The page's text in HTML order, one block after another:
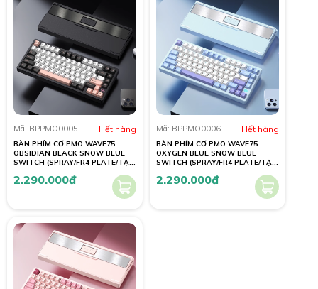
Mã: BPPMO0005 Hết hàng
BÀN PHÍM CƠ PMO WAVE75
OBSIDIAN BLACK SNOW BLUE
SWITCH (SPRAY/FR4 PLATE/TẠ
2.290.000đ
Mã: BPPMO0006 Hết hàng
BÀN PHÍM CƠ PMO WAVE75
OXYGEN BLUE SNOW BLUE
SWITCH (SPRAY/FR4 PLATE/TẠ
2.290.000đ